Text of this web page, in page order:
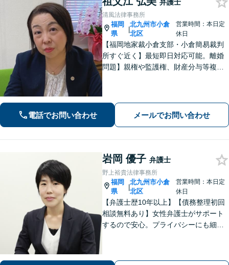
弁護士
清風法律事務所
福岡
県
|
北九州市小倉
北区
営業時間：本日定
休日
【福岡地家裁小倉支部・小倉簡易裁判
所すぐ近く】最短即日対応可能。離婚
問題】親権や監護権、財産分与等複雑
力と交渉力を強みに円満な相続へ。
電話でお問い合わせ メールでお問い合わせ
岩岡 優子 弁護士
野上裕貴法律事務所
福岡
県
|
北九州市小倉
北区
営業時間：本日定
休日
【弁護士歴10年以上】【債務整理初回
相談無料あり】女性弁護士がサポート
するので安心。プライバシーにも細心